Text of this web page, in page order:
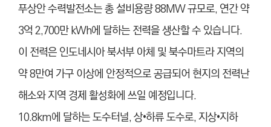
푸상안 수력발전소는 총 설비용량 88MW 규모로, 연간 약
3억 2,700만 kWh에 달하는 전력을 생산할 수 있습니다.
이 전력은 인도네시아 북서부 아체 및 북수마트라 지역의
약 8만여 가구 이상에 안정적으로 공급되어 현지의 전력난
해소와 지역 경제 활성화에 쓰일 예정입니다.
10.8km에 달하는 도수터널, 상•하류 도수로, 지상•지하